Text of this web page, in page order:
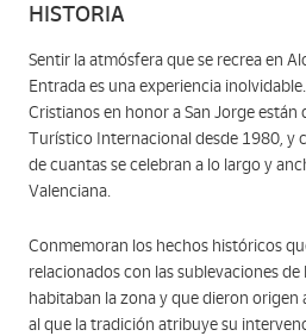
HISTORIA
Sentir la atmósfera que se recrea en
Entrada es una experiencia
Cristianos en honor a San Jorge están
Turístico Internacional desde 1980, y
de cuantas se celebran a lo largo y
Valenciana.
Conmemoran los hechos históricos
relacionados con las sublevaciones
habitaban la zona y que dieron origen
al que la tradición atribuye su